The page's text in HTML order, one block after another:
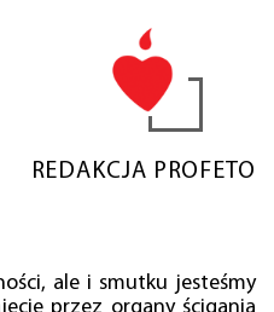
REDAKCJA PROFETO
ale i smutku jesteśmy